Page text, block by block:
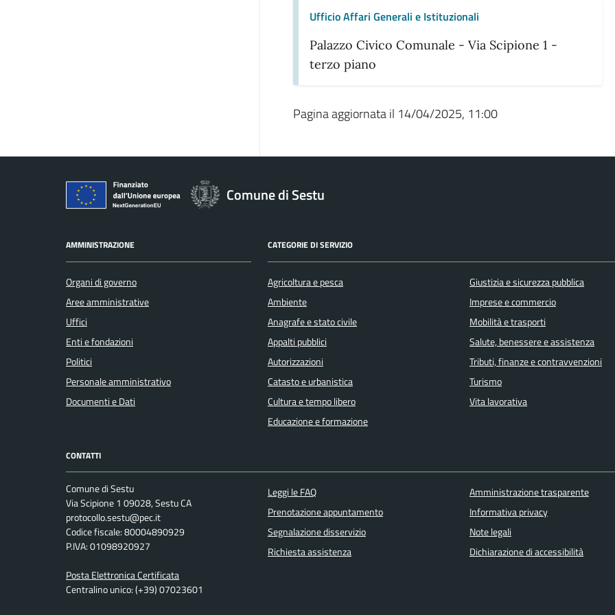
Ufficio Affari Generali e Istituzionali
Palazzo Civico Comunale - Via Scipione 1 -
terzo piano
Pagina aggiornata il 14/04/2025, 11:00
Comune di Sestu
AMMINISTRAZIONE
Organi di governo
Aree amministrative
Uffici
Enti e fondazioni
Politici
Personale amministrativo
Documenti e Dati
CATEGORIE DI SERVIZIO
Agricoltura e pesca
Ambiente
Anagrafe e stato civile
Appalti pubblici
Autorizzazioni
Catasto e urbanistica
Cultura e tempo libero
Educazione e formazione
Giustizia e sicurezza pubblica
Imprese e commercio
Mobilità e trasporti
Salute, benessere e assistenza
Tributi, finanze e contravvenzioni
Turismo
Vita lavorativa
CONTATTI
Comune di Sestu
Via Scipione 1 09028, Sestu CA
protocollo.sestu@pec.it
Codice fiscale: 80004890929
P.IVA: 01098920927
Posta Elettronica Certificata
Centralino unico: (+39) 07023601
Leggi le FAQ
Prenotazione appuntamento
Segnalazione disservizio
Richiesta assistenza
Amministrazione trasparente
Informativa privacy
Note legali
Dichiarazione di accessibilità